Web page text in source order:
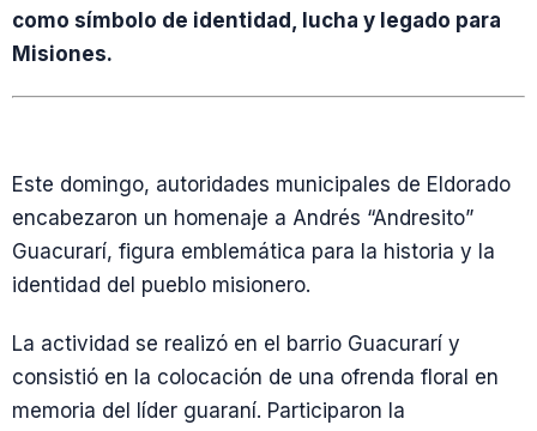
como símbolo de identidad, lucha y legado para
Misiones.
Este domingo, autoridades municipales de Eldorado
encabezaron un homenaje a Andrés “Andresito”
Guacurarí, figura emblemática para la historia y la
identidad del pueblo misionero.
La actividad se realizó en el barrio Guacurarí y
consistió en la colocación de una ofrenda floral en
memoria del líder guaraní. Participaron la